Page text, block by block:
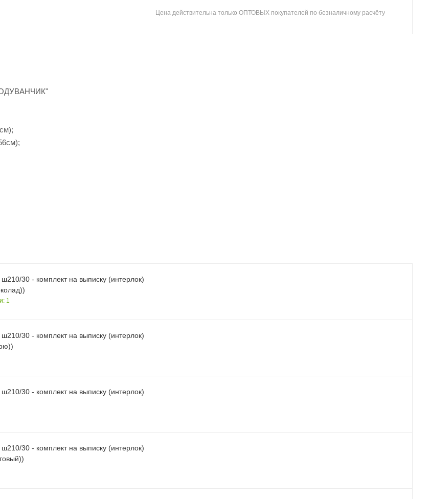
Цена действительна только ОПТОВЫХ покупателей по безналичному расчёту
30 - комплект на выписку (интерлок)
1
30 - комплект на выписку (интерлок)
30 - комплект на выписку (интерлок)
30 - комплект на выписку (интерлок)